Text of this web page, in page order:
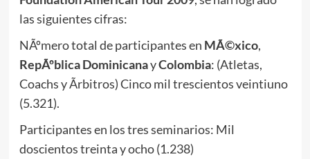
las siguientes cifras:
NÃºmero total de participantes en MÃ©xico,
RepÃºblica DominicanayColombia: (Atletas,
Coachs y Ãrbitros) Cinco mil trescientos veintiuno
(5.321).
Participantes en los tres seminarios: Mil
doscientos treinta y ocho (1.238)